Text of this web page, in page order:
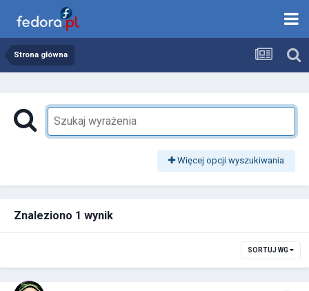
Strona główna
Więcej opcji wyszukiwania
Znaleziono 1 wynik
SORTUJ WG